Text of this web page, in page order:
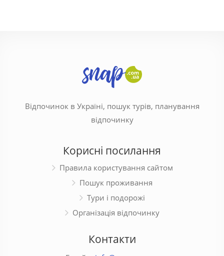
Відпочинок в Україні, пошук турів, планування
відпочинку
Корисні посилання
Правила користування сайтом
Пошук проживання
Тури і подорожі
Організація відпочинку
Контакти